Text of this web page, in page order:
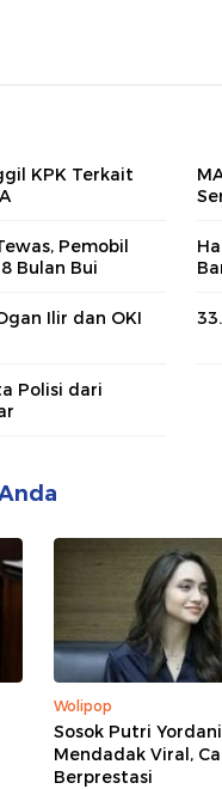
KPK Terkait
Pemobil
Bulan Bui
Ilir dan OKI
Polisi dari
Wolipop
Sosok Putri
Mendadak Viral,
Berprestasi